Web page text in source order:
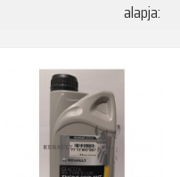
alapja: